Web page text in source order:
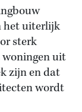
het uiterlijk
sterk
woningen uit
zijn en dat
wordt